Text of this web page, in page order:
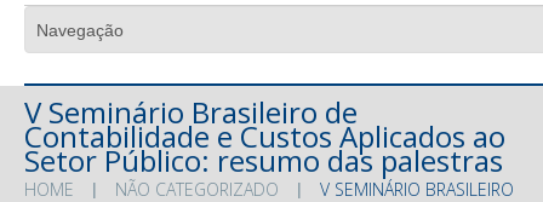
V Seminário Brasileiro de
Contabilidade e Custos Aplicados ao
Setor Público: resumo das palestras
HOME NÃO CATEGORIZADO
V SEMINÁRIO BRASILEIRO